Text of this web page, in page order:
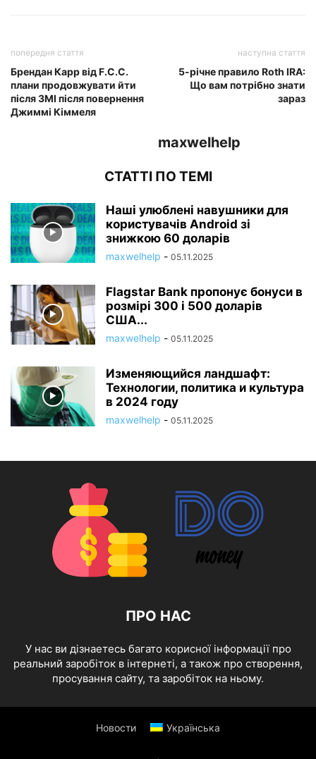
попередня стаття
Брендан Карр від F.C.C.
плани продовжувати йти
після ЗМІ після повернення
Джиммі Кіммеля
наступна стаття
5-річне правило Roth IRA:
Що вам потрібно знати
зараз
maxwelhelp
СТАТТІ ПО ТЕМІ
Наші улюблені навушники для
користувачів Android зі
знижкою 60 доларів
maxwelhelp - 05.11.2025
Flagstar Bank пропонує бонуси в
розмірі 300 і 500 доларів
США...
maxwelhelp - 05.11.2025
Изменяющийся ландшафт:
Технологии, политика и культура
в 2024 году
maxwelhelp - 05.11.2025
ПРО НАС
У нас ви дізнаетесь багато корисної інформації про
реальний заробіток в інтернеті, а також про створення,
просування сайту, та заробіток на ньому.
Новости Українська